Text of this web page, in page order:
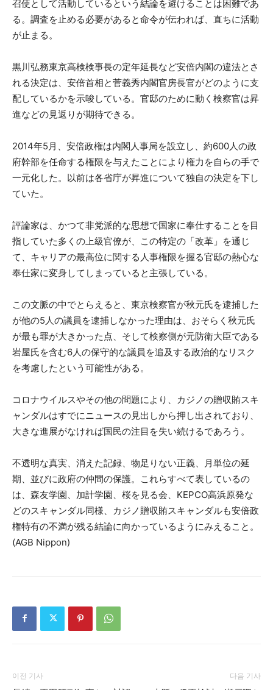
召使として活動しているという結論を避けることは困難であ
る。調査を止める必要があると命令が伝われば、直ちに活動
が止まる。
黒川弘務東京高検検事長の定年延長など安倍内閣の違法とさ
れる決定は、安倍首相と菅義秀内閣官房長官がどのように支
配しているかを示唆している。官邸のために動く検察官は昇
進などの見返りが期待できる。
2014年5月、安倍政権は内閣人事局を設立し、約600人の政
府幹部を任命する権限を与えたことにより権力を自らの手で
一元化した。以前は各省庁が昇進について独自の決定を下し
ていた。
評論家は、かつて非党派的な思想で国家に奉仕することを目
指していた多くの上級官僚が、この特定の「改革」を通じ
て、キャリアの最高位に関する人事権限を握る官邸の熱心な
奉仕家に変身してしまっていると主張している。
この文脈の中でとらえると、東京検察官が秋元氏を逮捕した
が他の5人の議員を逮捕しなかった理由は、おそらく秋元氏
が最も罪が大きかった点、そして検察側が元防衛大臣である
岩屋氏を含む6人の保守的な議員を追及する政治的なリスク
を考慮したという可能性がある。
コロナウイルスやその他の問題により、カジノの贈収賄スキ
ャンダルはすでにニュースの見出しから押し出されており、
大きな進展がなければ国民の注目を失い続けるであろう。
不透明な真実、消えた記録、物足りない正義、月単位の延
期、並びに政府の仲間の保護。これらすべて表しているの
は、森友学園、加計学園、桜を見る会、KEPCO高浜原発な
どのスキャンダル同様、カジノ贈収賄スキャンダルも安倍政
権特有の不満が残る結論に向かっているようにみえること。
(AGB Nippon)
이전 기사 다음 기사